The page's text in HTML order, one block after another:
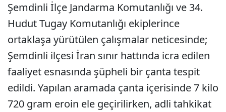
Şemdinli İlçe Jandarma Komutanlığı ve 34.
Hudut Tugay Komutanlığı ekiplerince
ortaklaşa yürütülen çalışmalar neticesinde;
Şemdinli ilçesi İran sınır hattında icra edilen
faaliyet esnasında şüpheli bir çanta tespit
edildi. Yapılan aramada çanta içerisinde 7 kilo
720 gram eroin ele geçirilirken, adli tahkikat